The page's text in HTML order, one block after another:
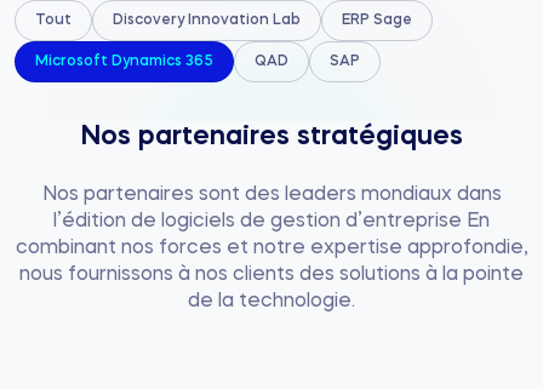
Tout Discovery Innovation Lab ERP Sage
Microsoft Dynamics 365 QAD SAP
Nos partenaires stratégiques
Nos partenaires sont des leaders mondiaux dans
l’édition de logiciels de gestion d’entreprise En
combinant nos forces et notre expertise approfondie,
nous fournissons à nos clients des solutions à la pointe
de la technologie.